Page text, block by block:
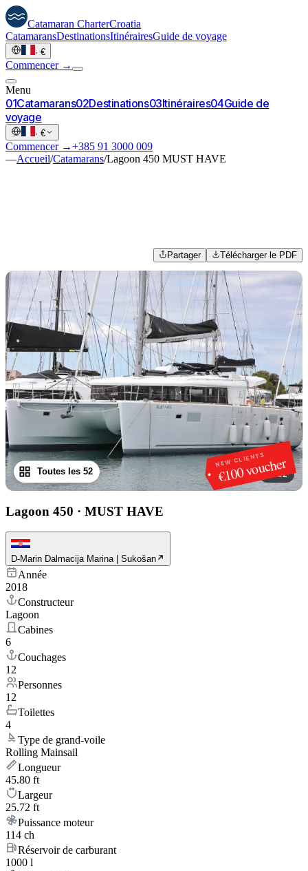
Catamaran CharterCroatia
CatamaransDestinationsItinérairesGuide de voyage
· €
Commencer →
Menu
01Catamarans02Destinations03Itinéraires04Guide de
voyage
· €
Commencer →+385 91 3000 009
—Accueil/Catamarans/Lagoon 450 MUST HAVE
Partager Télécharger le PDF
NEW CLIENTS
€100 voucher
1/52
Toutes les 52
Lagoon 450 · MUST HAVE
D-Marin Dalmacija Marina | Sukošan
Année
2018
Constructeur
Lagoon
Cabines
6
Couchages
12
Personnes
12
Toilettes
4
Type de grand-voile
Rolling Mainsail
Longueur
45.80 ft
Largeur
25.72 ft
Puissance moteur
114 ch
Réservoir de carburant
1000 l